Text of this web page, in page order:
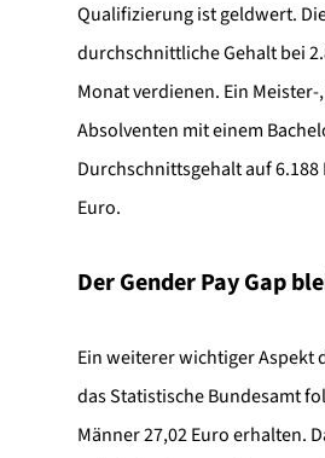
Qualifizierung ist geldwert.
durchschnittliche Gehalt bei
Monat verdienen. Ein
Absolventen mit einem
Durchschnittsgehalt auf
Euro.
Der Gender Pay Gap
Ein weiterer wichtiger Aspekt
das Statistische Bundesamt
Männer 27,02 Euro erhalten.